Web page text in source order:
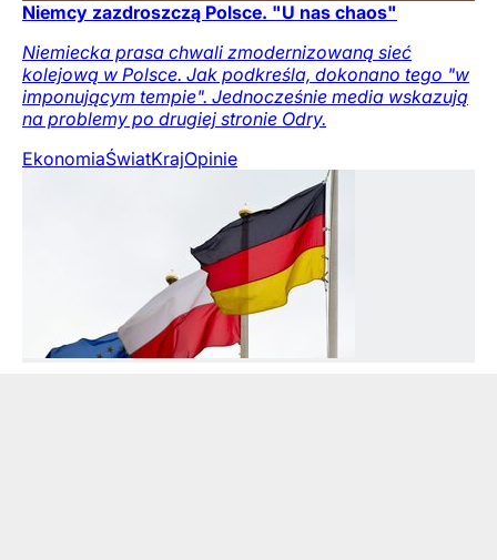
Niemcy zazdroszczą Polsce. "U nas chaos"
Niemiecka prasa chwali zmodernizowaną sieć
kolejową w Polsce. Jak podkreśla, dokonano tego "w
imponującym tempie". Jednocześnie media wskazują
na problemy po drugiej stronie Odry.
EkonomiaŚwiatKrajOpinie